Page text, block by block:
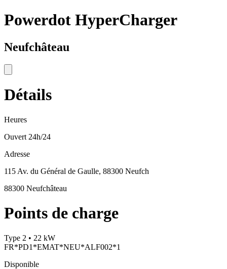
Powerdot HyperCharger
Neufchâteau
Détails
Heures
Ouvert 24h/24
Adresse
115 Av. du Général de Gaulle, 88300 Neufch
88300 Neufchâteau
Points de charge
Type 2 • 22 kW
FR*PD1*EMAT*NEU*ALF002*1
Disponible